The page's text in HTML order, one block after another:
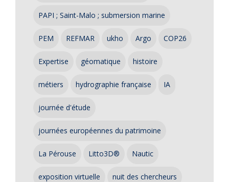
PAPI ; Saint-Malo ; submersion marine
PEM REFMAR ukho Argo COP26
Expertise géomatique histoire
métiers hydrographie française IA
journée d'étude
journées européennes du patrimoine
La Pérouse Litto3D® Nautic
exposition virtuelle nuit des chercheurs